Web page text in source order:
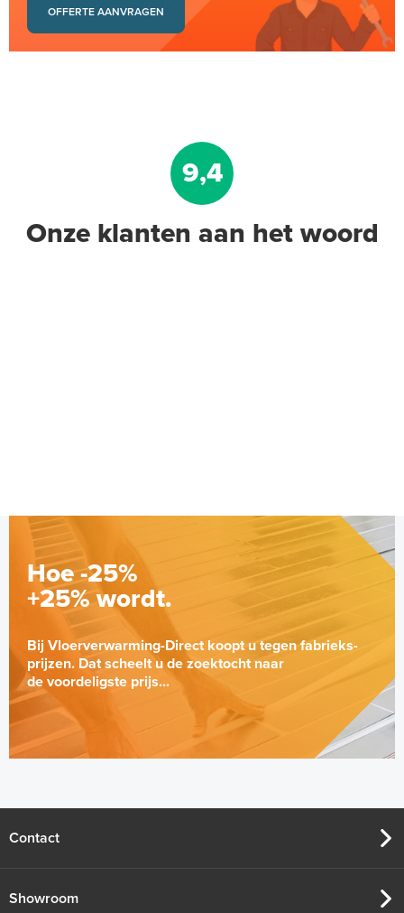
OFFERTE AANVRAGEN
9,4
Onze klanten aan het woord
Hoe -25%
+25% wordt.
Bij Vloerverwarming-Direct koopt u tegen fabrieks-
prijzen. Dat scheelt u de zoektocht naar
de voordeligste prijs...
Contact
Showroom